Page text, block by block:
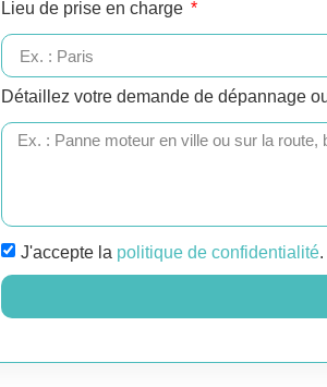
Lieu de prise en charge
Détaillez votre demande de dépannage
J'accepte la politique de confidentialité.